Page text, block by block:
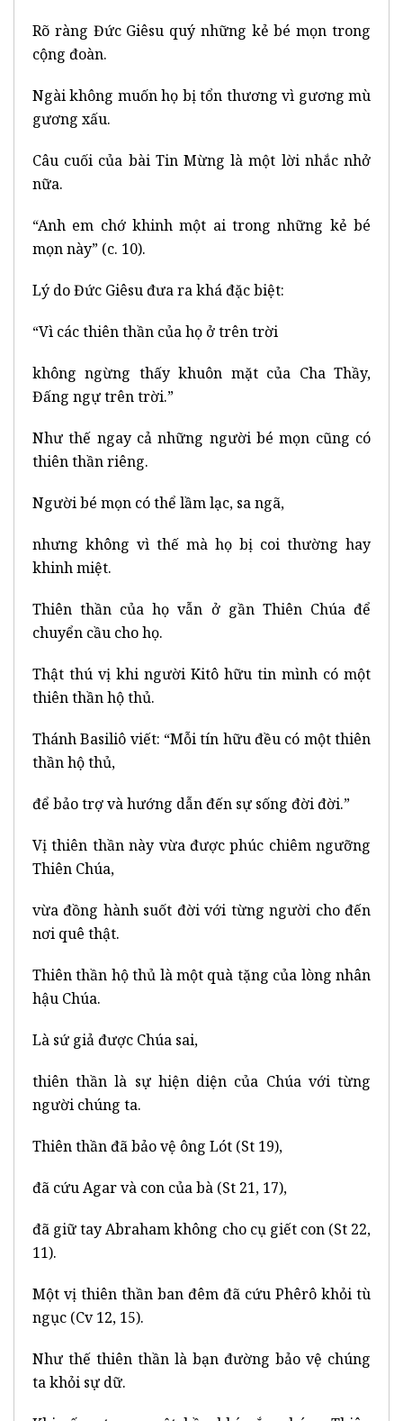
Rõ ràng Đức Giêsu quý những kẻ bé mọn trong
cộng đoàn.
Ngài không muốn họ bị tổn thương vì gương mù
gương xấu.
Câu cuối của bài Tin Mừng là một lời nhắc nhở
nữa.
“Anh em chớ khinh một ai trong những kẻ bé
mọn này” (c. 10).
Lý do Đức Giêsu đưa ra khá đặc biệt:
“Vì các thiên thần của họ ở trên trời
không ngừng thấy khuôn mặt của Cha Thầy,
Đấng ngự trên trời.”
Như thế ngay cả những người bé mọn cũng có
thiên thần riêng.
Người bé mọn có thể lầm lạc, sa ngã,
nhưng không vì thế mà họ bị coi thường hay
khinh miệt.
Thiên thần của họ vẫn ở gần Thiên Chúa để
chuyển cầu cho họ.
Thật thú vị khi người Kitô hữu tin mình có một
thiên thần hộ thủ.
Thánh Basiliô viết: “Mỗi tín hữu đều có một thiên
thần hộ thủ,
để bảo trợ và hướng dẫn đến sự sống đời đời.”
Vị thiên thần này vừa được phúc chiêm ngưỡng
Thiên Chúa,
vừa đồng hành suốt đời với từng người cho đến
nơi quê thật.
Thiên thần hộ thủ là một quà tặng của lòng nhân
hậu Chúa.
Là sứ giả được Chúa sai,
thiên thần là sự hiện diện của Chúa với từng
người chúng ta.
Thiên thần đã bảo vệ ông Lót (St 19),
đã cứu Agar và con của bà (St 21, 17),
đã giữ tay Abraham không cho cụ giết con (St 22,
11).
Một vị thiên thần ban đêm đã cứu Phêrô khỏi tù
ngục (Cv 12, 15).
Như thế thiên thần là bạn đường bảo vệ chúng
ta khỏi sự dữ.